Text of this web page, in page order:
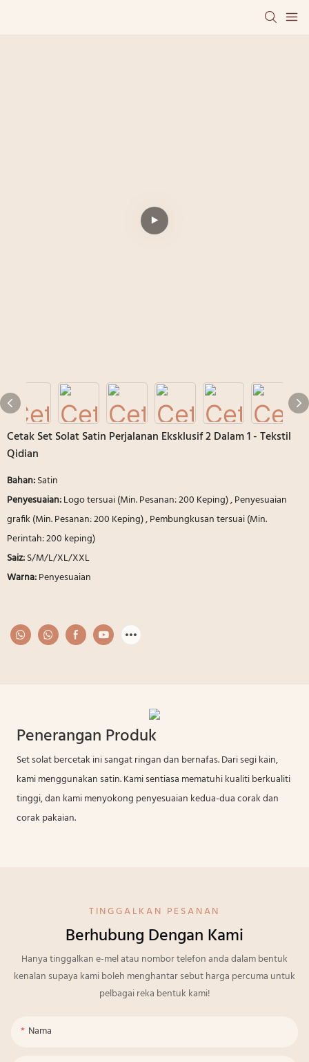
Cetak Set Solat Satin Perjalanan Eksklusif 2 Dalam 1 - Tekstil
Qidian
Bahan:Satin
Penyesuaian:Logo tersuai (Min. Pesanan: 200 Keping) , Penyesuaian
grafik (Min. Pesanan: 200 Keping) , Pembungkusan tersuai (Min.
Perintah: 200 keping)
Saiz:S/M/L/XL/XXL
Warna:Penyesuaian
Penerangan Produk
Set solat bercetak ini sangat ringan dan bernafas. Dari segi kain,
kami menggunakan satin. Kami sentiasa mematuhi kualiti berkualiti
tinggi, dan kami menyokong penyesuaian kedua-dua corak dan
corak pakaian.
TINGGALKAN PESANAN
Berhubung Dengan Kami
Hanya tinggalkan e-mel atau nombor telefon anda dalam bentuk
kenalan supaya kami boleh menghantar sebut harga percuma untuk
pelbagai reka bentuk kami!
Nama